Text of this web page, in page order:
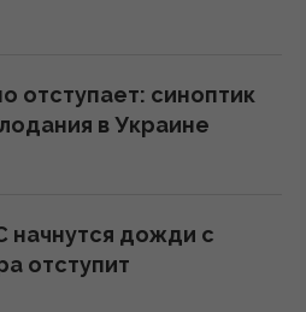
на НАТО уже осенью:
новый
в Черном море:
отступает: синоптик
в Украине
начнутся дожди с
отступит